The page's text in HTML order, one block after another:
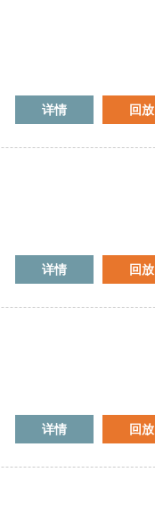
详情 回放
详情 回放
详情 回放